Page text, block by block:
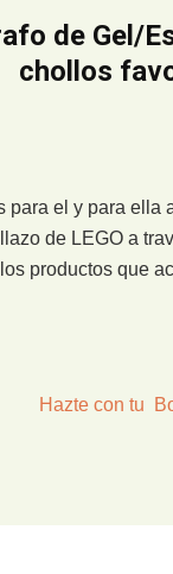
de Gel/
chollos
para el y para
de LEGO a
productos que
Hazte con tu